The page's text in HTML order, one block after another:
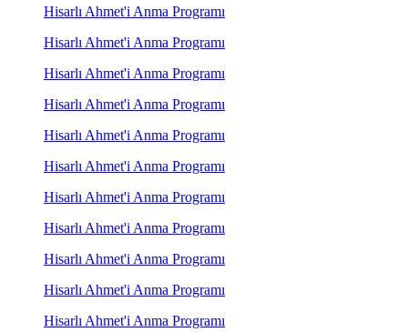
Hisarlı Ahmet'i Anma Programı
Hisarlı Ahmet'i Anma Programı
Hisarlı Ahmet'i Anma Programı
Hisarlı Ahmet'i Anma Programı
Hisarlı Ahmet'i Anma Programı
Hisarlı Ahmet'i Anma Programı
Hisarlı Ahmet'i Anma Programı
Hisarlı Ahmet'i Anma Programı
Hisarlı Ahmet'i Anma Programı
Hisarlı Ahmet'i Anma Programı
Hisarlı Ahmet'i Anma Programı